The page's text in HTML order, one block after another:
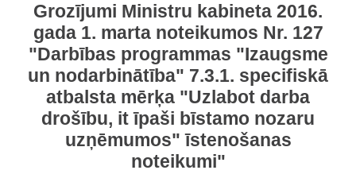
Grozījumi Ministru kabineta 2016.
gada 1. marta noteikumos Nr. 127
"Darbības programmas "Izaugsme
un nodarbinātība" 7.3.1. specifiskā
atbalsta mērķa "Uzlabot darba
drošību, it īpaši bīstamo nozaru
uzņēmumos" īstenošanas
noteikumi"